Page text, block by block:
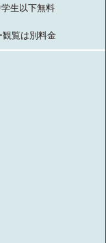
生以下無料
覧は別料金